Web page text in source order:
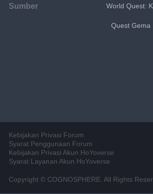
Sumber
World Quest:
Quest Gema
Kebijakan Privasi Forum
Syarat Penggunaan Forum
Kebijakan Privasi Akun HoYoverse
Syarat Layanan Akun HoYoverse
Copyright © COGNOSPHERE. All Rights